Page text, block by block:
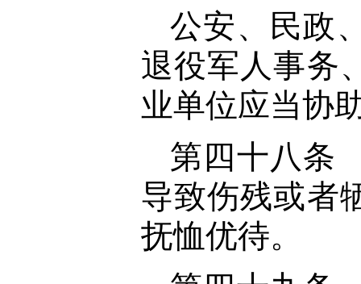
公安、民政
退役军人事务
业单位应当协
第四十八条
导致伤残或者
抚恤优待。